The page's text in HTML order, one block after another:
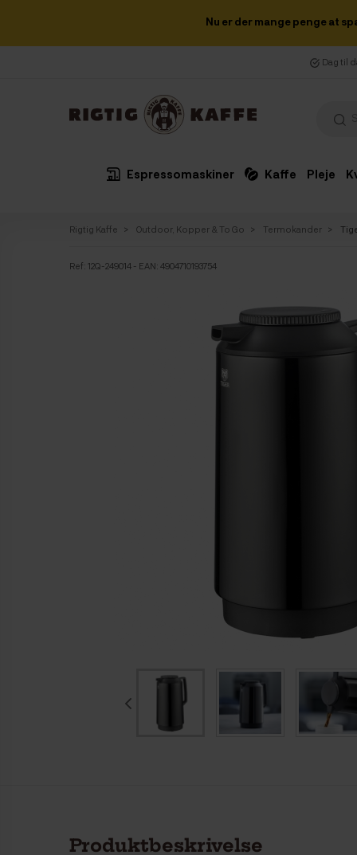
Nu er der mange penge at
Dag til
Espressomaskiner Kaffe Pleje
Rigtig Kaffe Outdoor, Kopper & To Go Termokander
Ref: 12Q-249014 - EAN: 4904710193754
Produktbeskrivelse